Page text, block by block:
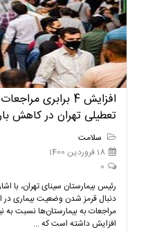
افزایش 4 برابری
تعطیلی تهران در کاهش
سلامت
18 فروردین 1400
0
رئیس بیمارستان سینای تهران، با
دنبال قرمز شدن وضعیت بیماری در
افزایش داشته است که ...